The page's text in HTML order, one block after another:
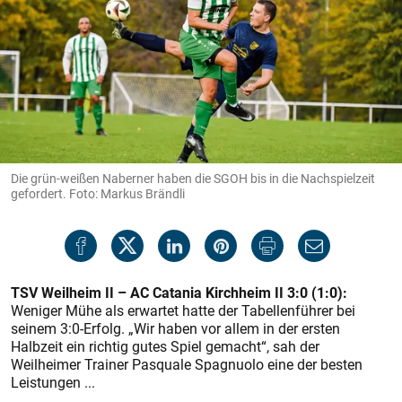
Die grün-weißen Naberner haben die SGOH bis in die Nachspielzeit
gefordert. Foto: Markus Brändli
TSV Weilheim II – AC Catania Kirchheim II 3:0 (1:0):
Weniger Mühe als erwartet hatte der Tabellenführer bei
seinem 3:0-Erfolg. „Wir haben vor allem in der ersten
Halbzeit ein richtig gutes Spiel gemacht“, sah der
Weilheimer Trainer Pasquale Spagnuolo eine der besten
Leistungen ...